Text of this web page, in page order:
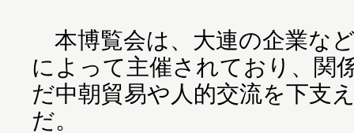
本博覧会は、大連の企業な
によって主催されており、関
だ中朝貿易や人的交流を下支
だ。